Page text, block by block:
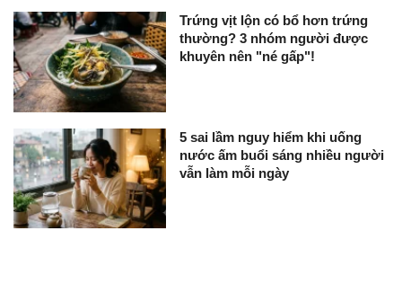
Trứng vịt lộn có bổ hơn trứng
thường? 3 nhóm người được
khuyên nên "né gấp"!
5 sai lầm nguy hiểm khi uống
nước ấm buổi sáng nhiều người
vẫn làm mỗi ngày